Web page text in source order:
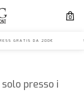
0
GRATIS DA 200€
presso i